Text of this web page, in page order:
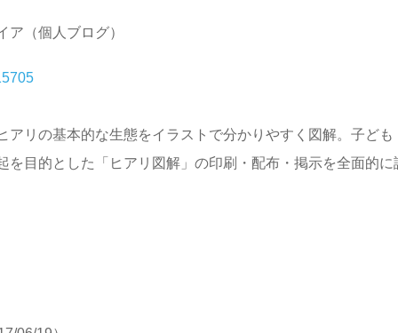
（個人ブログ）
リの基本的な生態をイラストで分かりやすく図解。子ども
目的とした「ヒアリ図解」の印刷・配布・掲示を全面的に